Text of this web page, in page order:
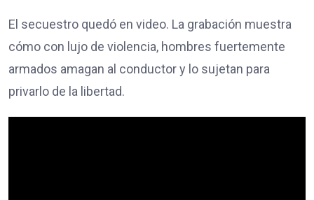
El secuestro quedó en video. La grabación muestra
cómo con lujo de violencia, hombres fuertemente
armados amagan al conductor y lo sujetan para
privarlo de la libertad.